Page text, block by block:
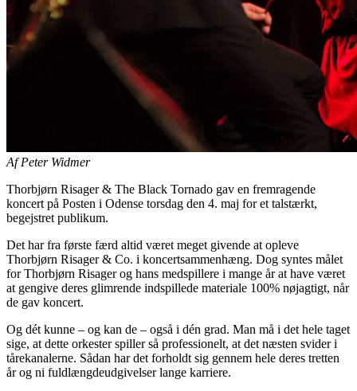
Af Peter Widmer
Thorbjørn Risager & The Black Tornado gav en fremragende
koncert på Posten i Odense torsdag den 4. maj for et talstærkt,
begejstret publikum.
Det har fra første færd altid været meget givende at opleve
Thorbjørn Risager & Co. i koncertsammenhæng. Dog syntes målet
for Thorbjørn Risager og hans medspillere i mange år at have været
at gengive deres glimrende indspillede materiale 100% nøjagtigt, når
de gav koncert.
Og dét kunne – og kan de – også i dén grad. Man må i det hele taget
sige, at dette orkester spiller så professionelt, at det næsten svider i
tårekanalerne. Sådan har det forholdt sig gennem hele deres tretten
år og ni fuldlængdeudgivelser lange karriere.